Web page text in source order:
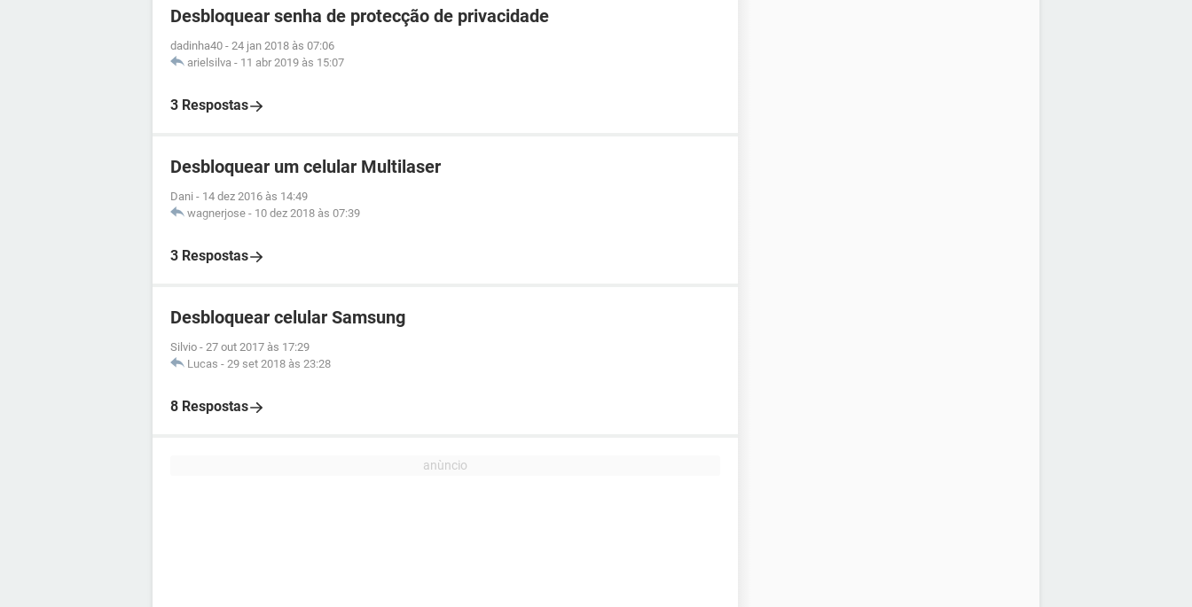
Desbloquear senha de protecção de privacidade
dadinha40 - 24 jan 2018 às 07:06
arielsilva - 11 abr 2019 às 15:07
3 Respostas
Desbloquear um celular Multilaser
Dani - 14 dez 2016 às 14:49
wagnerjose - 10 dez 2018 às 07:39
3 Respostas
Desbloquear celular Samsung
Silvio - 27 out 2017 às 17:29
Lucas - 29 set 2018 às 23:28
8 Respostas